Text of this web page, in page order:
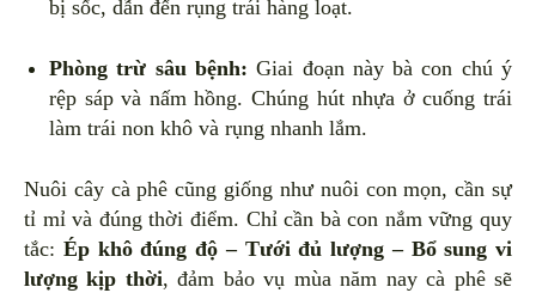
bị sốc, dẫn đến rụng trái hàng loạt.
Phòng trừ sâu bệnh: Giai đoạn này bà con chú ý
rệp sáp và nấm hồng. Chúng hút nhựa ở cuống trái
làm trái non khô và rụng nhanh lắm.
Nuôi cây cà phê cũng giống như nuôi con mọn, cần sự
tỉ mỉ và đúng thời điểm. Chỉ cần bà con nắm vững quy
tắc: Ép khô đúng độ – Tưới đủ lượng – Bổ sung vi
lượng kịp thời, đảm bảo vụ mùa năm nay cà phê sẽ